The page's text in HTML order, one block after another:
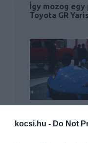
kocsi.hu - Do Not
Így mozog
Toyota GR Yaris
Los Angeles